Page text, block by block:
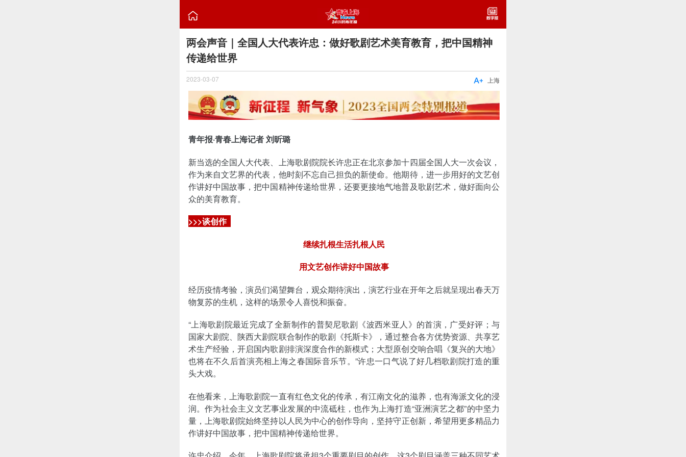

两会声音｜全国人大代表许忠：做好歌剧艺术美育教育，把中国精神
传递给世界
2023-03-07 上海

青年报·青春上海记者 刘昕璐
新当选的全国人大代表、上海歌剧院院长许忠正在北京参加十四届全国人大一次会议，
作为来自文艺界的代表，他时刻不忘自己担负的新使命。他期待，进一步用好的文艺创
作讲好中国故事，把中国精神传递给世界，还要更接地气地普及歌剧艺术，做好面向公
众的美育教育。
>>>谈创作
继续扎根生活扎根人民
用文艺创作讲好中国故事
经历疫情考验，演员们渴望舞台，观众期待演出，演艺行业在开年之后就呈现出春天万
物复苏的生机，这样的场景令人喜悦和振奋。
“上海歌剧院最近完成了全新制作的普契尼歌剧《波西米亚人》的首演，广受好评；与
国家大剧院、陕西大剧院联合制作的歌剧《托斯卡》，通过整合各方优势资源、共享艺
术生产经验，开启国内歌剧排演深度合作的新模式；大型原创交响合唱《复兴的大地》
也将在不久后首演亮相上海之春国际音乐节。”许忠一口气说了好几档歌剧院打造的重
头大戏。
在他看来，上海歌剧院一直有红色文化的传承，有江南文化的滋养，也有海派文化的浸
润。作为社会主义文艺事业发展的中流砥柱，也作为上海打造“亚洲演艺之都”的中坚力
量， 上海歌剧院始终坚持以人民为中心的创作导向，坚持守正创新，希望用更多精品力
作讲好中国故事，把中国精神传递给世界。